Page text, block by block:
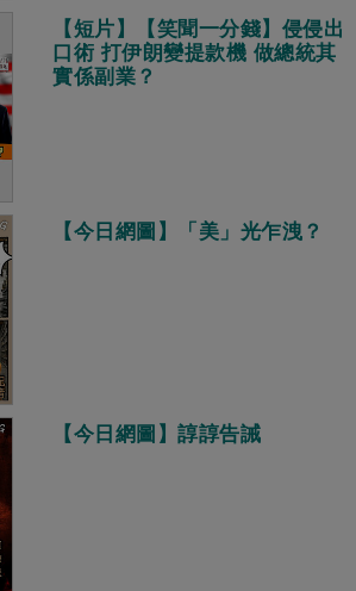
【短片】【笑聞一分錢】侵侵出
口術 打伊朗變提款機 做總統其
實係副業？
【今日網圖】「美」光乍洩？
【今日網圖】諄諄告誡